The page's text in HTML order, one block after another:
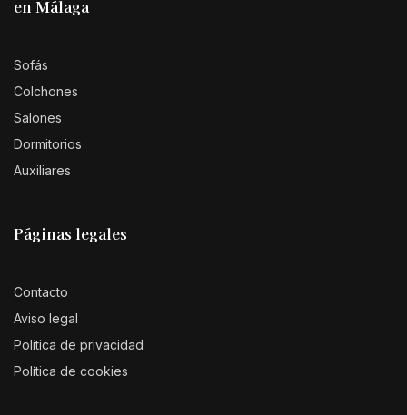
en Málaga
Sofás
Colchones
Salones
Dormitorios
Auxiliares
Páginas legales
Contacto
Aviso legal
Política de privacidad
Política de cookies